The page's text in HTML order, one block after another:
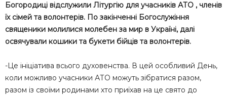
Богородиці відслужили Літургію для учасників АТО , членів
їх сімей та волонтерів. По закінченні Богослужіння
священики молилися молебен за мир в Україні, далі
освячували кошики та букети бійців та волонтерів.
-Це ініціатива всього духовенства. В цей особливий День,
коли можливо учасники АТО можуть зібратися разом,
разом із своїми родинами хто приїхав на це свято до